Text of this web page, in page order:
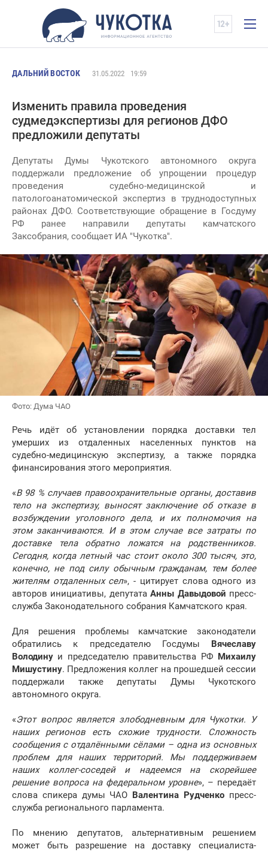
ДАЛЬНИЙ ВОСТОК 31.05.2022 19:59
Изменить правила проведения
судмедэкспертизы для регионов ДФО
предложили депутаты
Депутаты Думы Чукотского автономного округа
поддержали предложение об упрощении процедур
проведения судебно-медицинской и
патологоанатомической экспертиз в труднодоступных
районах ДФО. Соответствующие обращение в Госдуму
РФ ранее направили депутаты камчатского
Заксобрания, сообщает ИА "Чукотка".
Фото: Дума ЧАО
Речь идёт об установлении порядка доставки тел
умерших из отдаленных населенных пунктов на
судебно-медицинскую экспертизу, а также порядка
финансирования этого мероприятия.
«В 98 % случаев правоохранительные органы, доставив
тело на экспертизу, выносят заключение об отказе в
возбуждении уголовного дела, и их полномочия на
этом заканчиваются. И в этом случае все затраты по
доставке тела обратно ложатся на родственников.
Сегодня, когда летный час стоит около 300 тысяч, это,
конечно, не под силу обычным гражданам, тем более
жителям отдаленных сел», - цитирует слова одного из
авторов инициативы, депутатаАнны Давыдовой пресс-
служба Законодательного собрания Камчатского края.
Для решения проблемы камчатские законодатели
обратились к председателю Госдумы
Вячеславу
Володину и председателю правительства РФ
Михаилу
Мишустину. Предложения коллег на прошедшей сессии
поддержали также депутаты Думы Чукотского
автономного округа.
«Этот вопрос является злободневным для Чукотки. У
наших регионов есть схожие трудности. Сложность
сообщения с отдалёнными сёлами – одна из основных
проблем для наших территорий. Мы поддерживаем
наших коллег-соседей и надеемся на скорейшее
решение вопроса на федеральном уровне», – передаёт
слова спикера думы ЧАО
Валентина Рудченко пресс-
служба регионального парламента.
По мнению депутатов, альтернативным решением
может быть разрешение на доставку специалиста-